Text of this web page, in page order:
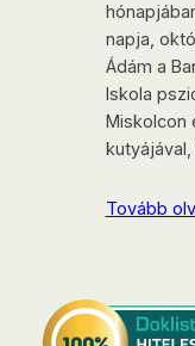
napja,
Ádám a
Iskola
Miskolcon
kutyájával,
Tovább